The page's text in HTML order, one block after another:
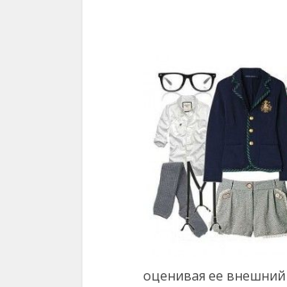
оценивая ее внешний